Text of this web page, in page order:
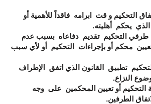
التحكيم و قت ابرامه فاقداً للأهمية أو
الذي يحكم أهليته.
طرفي التحكيم تقديم دفاعاه بسبب عدم
بتعيين محكم أو بإجراءات التحكيم أو لأي سبب
تطبيق القانون الذي اتفق الإطراف
النزاع.
التحكيم أو تعيين المحكمين على وجه
الطرفين.